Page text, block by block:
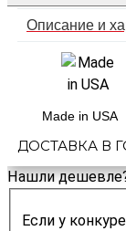
Описание и
Made in USA
ДОСТАВКА В
Нашли
Если у